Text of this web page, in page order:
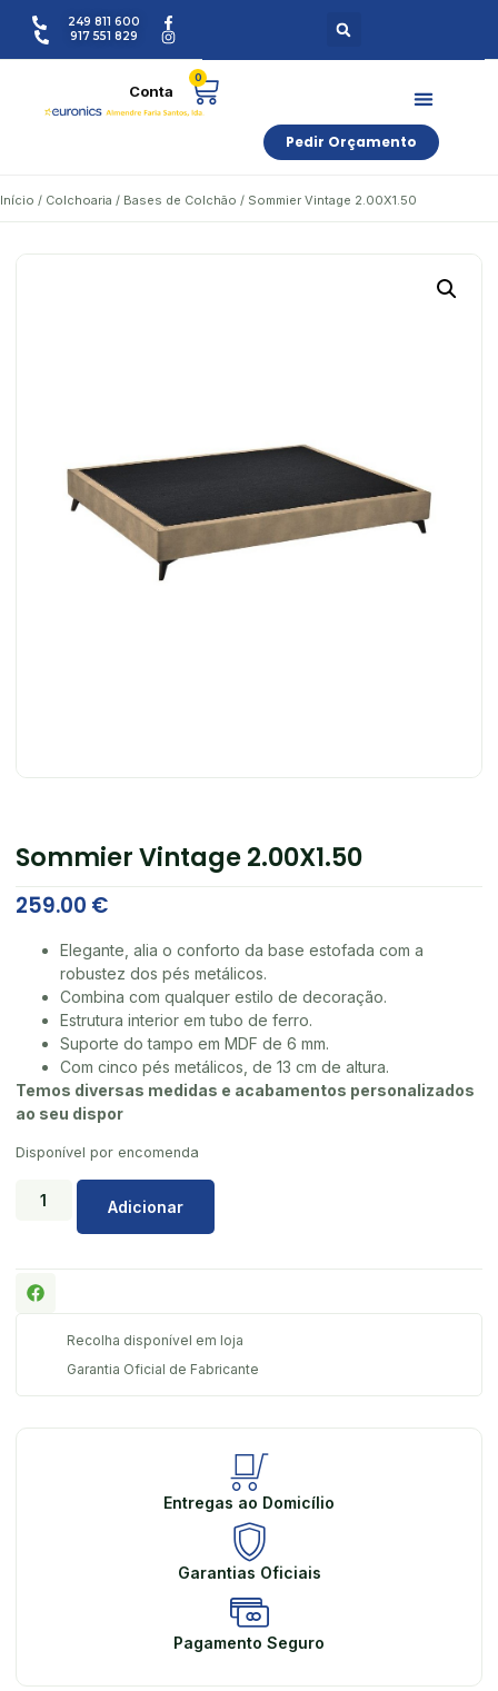
249 811 600
917 551 829
Pedir Orçamento
0
Início / Colchoaria / Bases de Colchão / Sommier Vintage 2.00X1.50
Sommier Vintage 2.00X1.50
259.00 €
Elegante, alia o conforto da base estofada com a
robustez dos pés metálicos.
Combina com qualquer estilo de decoração.
Estrutura interior em tubo de ferro.
Suporte do tampo em MDF de 6 mm.
Com cinco pés metálicos, de 13 cm de altura.
Temos diversas medidas e acabamentos personalizados
ao seu dispor
Disponível por encomenda
Adicionar
Recolha disponível em loja
Garantia Oficial de Fabricante
Entregas ao Domicílio
Garantias Oficiais
Pagamento Seguro